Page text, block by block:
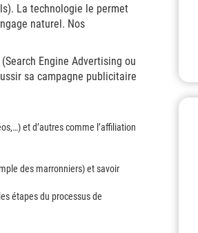
La technologie le permet
naturel. Nos
Engine Advertising ou
sa campagne publicitaire
et d’autres comme l’affiliation
des marronniers) et savoir
étapes du processus de